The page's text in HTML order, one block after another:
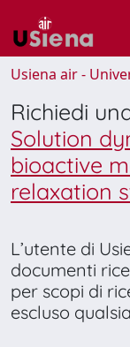
Usiena air -
Richiedi
Solution
bioactive
relaxation
L’utente di
documenti
per scopi di
escluso